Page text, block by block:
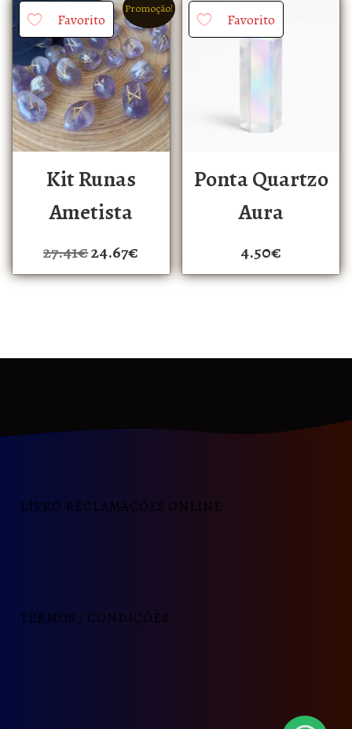
Favorito
Promoção!
Kit Runas
Ametista
27.41€24.67€
Favorito
Ponta Quartzo
Aura
4.50€
LIVRO RECLAMAÇÕES ONLINE
TERMOS / CONDIÇÕES